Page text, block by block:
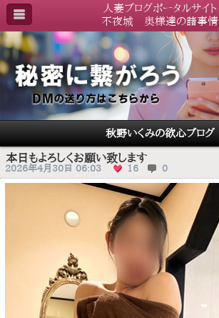
人妻ブログポータルサイト
不夜城 奥様達の諸事情
秋野いくみの欲心ブログ
本日もよろしくお願い致します
2026年4月30日 06:03 16 0